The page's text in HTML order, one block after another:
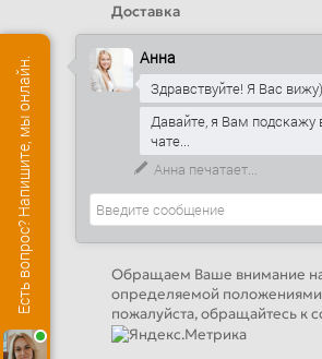
Доставка
Политика безопасности
Условия соглашения
Цвета RAL
Оплата
Калькулятор сэндвич
Обращаем Ваше внимание на
определяемой положениями
пожалуйста, обращайтесь
Есть вопрос? Напишите, мы онлайн. Анна
Здравствуйте! Я Вас вижу)
Давайте, я Вам подскажу
чате...
Анна печатает...